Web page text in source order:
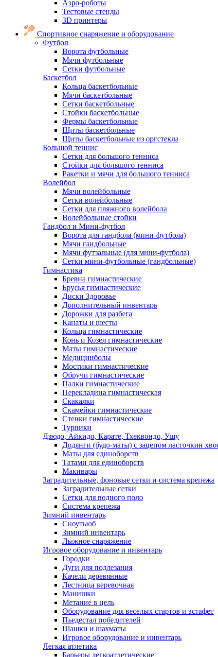
Аэро-роботы
Тестовые стенды
3D принтеры
Спортивное снаряжение и оборудование
Футбол
Ворота футбольные
Мячи футбольные
Сетки футбольные
Баскетбол
Кольца баскетбольные
Мячи баскетбольные
Сетки баскетбольные
Стойки баскетбольные
Фермы баскетбольные
Щиты баскетбольные
Щиты баскетбольные из оргстекла
Большой теннис
Сетки для большого тенниса
Стойки для большого тенниса
Ракетки и мячи для большого тенниса
Волейбол
Мячи волейбольные
Сетки волейбольные
Сетки для пляжного волейбола
Волейбольные стойки
Гандбол и Мини-футбол
Ворота для гандбола (мини-футбола)
Мячи гандбольные
Мячи футзальные (для мини-футбола)
Сетки мини-футбольные (гандбольные)
Гимнастика
Бревна гимнастические
Брусья гимнастические
Диски Здоровье
Дополнительный инвентарь
Дорожки для разбега
Канаты и шесты
Кольца гимнастические
Конь и Козел гимнастические
Маты гимнастические
Медицинболы
Мостики гимнастические
Обручи гимнастические
Палки гимнастические
Перекладина гимнастическая
Скакалки
Скамейки гимнастические
Стенки гимнастические
Турники
Дзюдо, Айкидо, Карате, Тхеквондо, Ушу
Додянги (будо-маты) с зацепом ласточкин
Маты для единоборств
Татами для единоборств
Макивары
Заградительные, фоновые сетки и система крепежа
Заградительные сетки
Сетки для водного поло
Система крепежа
Зимний инвентарь
Сноутьюб
Зимний инвентарь
Лыжное снаряжение
Игровое оборудование и инвентарь
Городки
Дуги для подлезания
Качели деревянные
Лестница веревочная
Манишки
Метание в цель
Оборудование для веселых стартов и эстафет
Пьедестал победителей
Шашки и шахматы
Игровое оборудование и инвентарь
Легкая атлетика
Барьеры легкоатлетические